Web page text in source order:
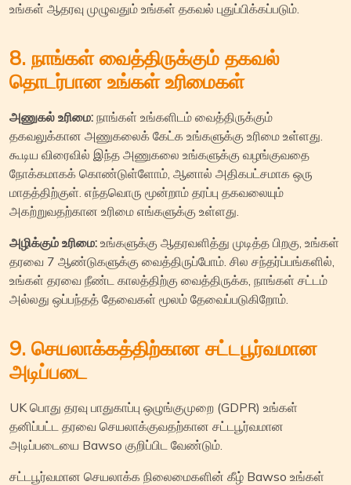
உங்கள் ஆதரவு முழுவதும் உங்கள் தகவல் புதுப்பிக்கப்படும்.
8. நாங்கள் வைத்திருக்கும் தகவல்
தொடர்பான உங்கள் உரிமைகள்
அணுகல் உரிமை: நாங்கள் உங்களிடம் வைத்திருக்கும்
தகவலுக்கான அணுகலைக் கேட்க உங்களுக்கு உரிமை உள்ளது.
கூடிய விரைவில் இந்த அணுகலை உங்களுக்கு வழங்குவதை
நோக்கமாகக் கொண்டுள்ளோம், ஆனால் அதிகபட்சமாக ஒரு
மாதத்திற்குள். எந்தவொரு மூன்றாம் தரப்பு தகவலையும்
அகற்றுவதற்கான உரிமை எங்களுக்கு உள்ளது.
அழிக்கும் உரிமை: உங்களுக்கு ஆதரவளித்து முடித்த பிறகு, உங்கள்
தரவை 7 ஆண்டுகளுக்கு வைத்திருப்போம். சில சந்தர்ப்பங்களில்,
உங்கள் தரவை நீண்ட காலத்திற்கு வைத்திருக்க, நாங்கள் சட்டம்
அல்லது ஒப்பந்தத் தேவைகள் மூலம் தேவைப்படுகிறோம்.
9. செயலாக்கத்திற்கான சட்டபூர்வமான
அடிப்படை
UK பொது தரவு பாதுகாப்பு ஒழுங்குமுறை (GDPR) உங்கள்
தனிப்பட்ட தரவை செயலாக்குவதற்கான சட்டபூர்வமான
அடிப்படையை Bawso குறிப்பிட வேண்டும்.
சட்டபூர்வமான செயலாக்க நிலைமைகளின் கீழ் Bawso உங்கள்